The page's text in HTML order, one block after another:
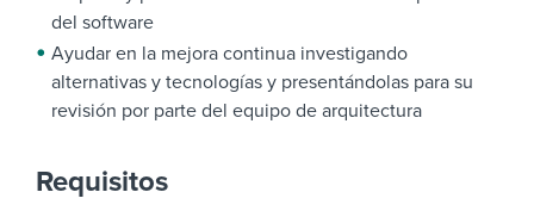
del software
Ayudar en la mejora continua investigando
alternativas y tecnologías y presentándolas para su
revisión por parte del equipo de arquitectura
Requisitos